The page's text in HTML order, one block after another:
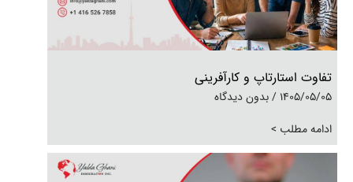
تفاوت استارتاپ و کارآفرینی
1405/05/05
بدون دیدگاه
ادامه مطلب >